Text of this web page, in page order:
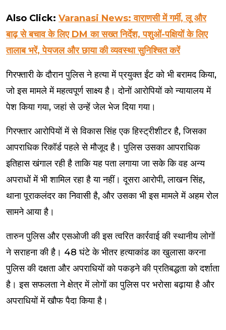
Also Click: Varanasi News: वाराणसी में गर्मी, लू और
बाढ़ से बचाव के लिए DM का सख्त निर्देश, पशुओं-पक्षियों के लिए
तालाब भरें, पेयजल और छाया की व्यवस्था सुनिश्चित करें
गिरफ्तारी के दौरान पुलिस ने हत्या में प्रयुक्त ईंट को भी बरामद किया,
जो इस मामले में महत्वपूर्ण साक्ष्य है। दोनों आरोपियों को न्यायालय में
पेश किया गया, जहां से उन्हें जेल भेज दिया गया।
गिरफ्तार आरोपियों में से विकास सिंह एक हिस्ट्रीशीटर है, जिसका
आपराधिक रिकॉर्ड पहले से मौजूद है। पुलिस उसका आपराधिक
इतिहास खंगाल रही है ताकि यह पता लगाया जा सके कि वह अन्य
अपराधों में भी शामिल रहा है या नहीं। दूसरा आरोपी, लाखन सिंह,
थाना पूराकलंदर का निवासी है, और उसका भी इस मामले में अहम रोल
सामने आया है।
तारुन पुलिस और एसओजी की इस त्वरित कार्रवाई की स्थानीय लोगों
ने सराहना की है। 48 घंटे के भीतर हत्याकांड का खुलासा करना
पुलिस की दक्षता और अपराधियों को पकड़ने की प्रतिबद्धता को दर्शाता
है। इस सफलता ने क्षेत्र में लोगों का पुलिस पर भरोसा बढ़ाया है और
अपराधियों में खौफ पैदा किया है।